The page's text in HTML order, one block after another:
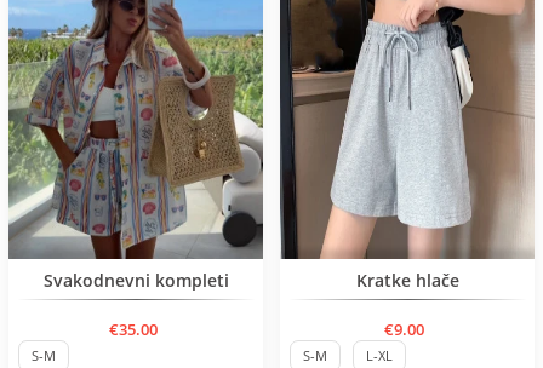
Нов продукт
Svakodnevni kompleti
€35.00
S-M
Нов продукт
Kratke hlače
€9.00
S-M L-XL